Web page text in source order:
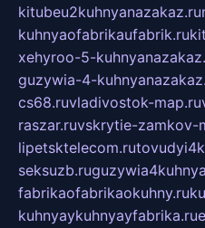
kitubeu2kuhnyanazakaz.ru
kuhnyaofabrikaufabrik.ru
xehyroo-5-
guzywia-4-
cs68.ruvladivostok-map.ru
raszar.ruvskrytie-zamkov-
lipetsktelecom.ru
seksuzb.ru
fabrikaofabrikaokuhny.ru
kuhnyaykuhnyayfabrika.ru